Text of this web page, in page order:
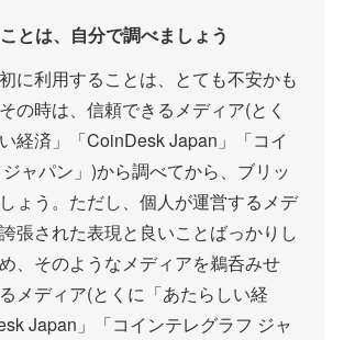
とは、自分で調べましょう
に利用することは、とても不安かも
の時は、信頼できるメディア(とく
経済」「CoinDesk Japan」「コイ
ャパン」)から調べてから、ブリッ
ょう。ただし、個人が運営するメデ
張された表現と良いことばっかりし
、そのようなメディアを鵜呑みせ
メディア(とくに「あたらしい経
Japan」「コインテレグラフ ジャ